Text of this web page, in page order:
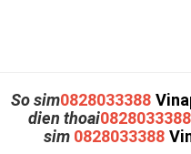
So sim0828033388
dien thoai0828033388
sim 0828033388